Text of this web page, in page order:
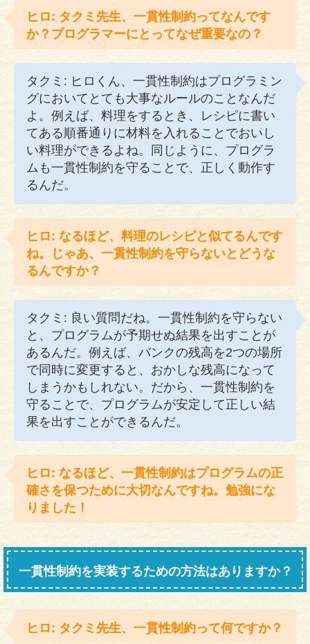
ヒロ: タクミ先生、一貫性制約ってなんです
か？プログラマーにとってなぜ重要なの？
タクミ: ヒロくん、一貫性制約はプログラミン
グにおいてとても大事なルールのことなんだ
よ。例えば、料理をするとき、レシピに書い
てある順番通りに材料を入れることでおいし
い料理ができるよね。同じように、プログラ
ムも一貫性制約を守ることで、正しく動作す
るんだ。
ヒロ: なるほど、料理のレシピと似てるんです
ね。じゃあ、一貫性制約を守らないとどうな
るんですか？
タクミ: 良い質問だね。一貫性制約を守らない
と、プログラムが予期せぬ結果を出すことが
あるんだ。例えば、バンクの残高を2つの場所
で同時に変更すると、おかしな残高になって
しまうかもしれない。だから、一貫性制約を
守ることで、プログラムが安定して正しい結
果を出すことができるんだ。
ヒロ: なるほど、一貫性制約はプログラムの正
確さを保つために大切なんですね。勉強にな
りました！
一貫性制約を実装するための方法はありますか？
ヒロ: タクミ先生、一貫性制約って何ですか？